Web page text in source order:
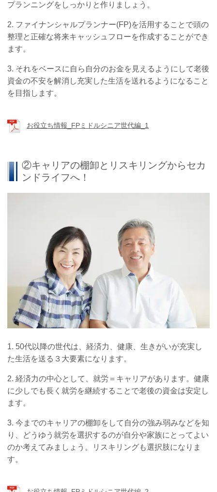
プランニングをしっかりと作りましょう。
2. ファイナンシャルプランナー(FP)を活用することで頭の
整理と正確な将来キャッシュフローを作成することができ
ます。
3. それをベースに自ら自分のお金を見えるようにして老後
資金の不安を解消し充実した生活を送れるようになること
を目指します。
お役立ち情報_FPミドルシニア世代編_1
②キャリアの棚卸とリスキリングからセカ
ンドライフへ！
1. 50代以降の世代は、経済力、健康、生きがいが充実し
た生活を送る３大要素になります。
2. 経済力の中心として、就労＝キャリアがあります。健康
に少しでも長く就労を継続することで老後の資金は安定し
ます。
3. 今までのキャリアの棚卸をして自分の強み弱みなどを知
り、どうゆう就労を選択するのが自分や家族にとってよい
のか考えてみましょう。リスキリングも選択肢になりま
す。